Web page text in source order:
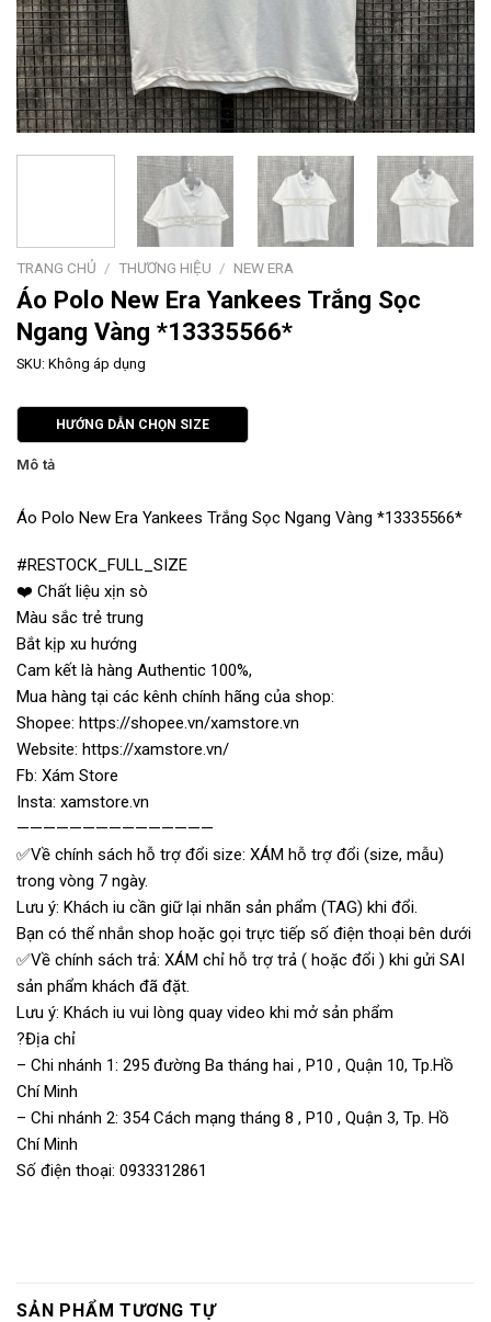
TRANG CHỦ / THƯƠNG HIỆU / NEW ERA
Áo Polo New Era Yankees Trắng Sọc
Ngang Vàng *13335566*
SKU: Không áp dụng
HƯỚNG DẪN CHỌN SIZE
Mô tả
Áo Polo New Era Yankees Trắng Sọc Ngang Vàng *13335566*
#RESTOCK_FULL_SIZE
❤️ Chất liệu xịn sò
Màu sắc trẻ trung
Bắt kịp xu hướng
Cam kết là hàng Authentic 100%,
Mua hàng tại các kênh chính hãng của shop:
Shopee: https://shopee.vn/xamstore.vn
Website: https://xamstore.vn/
Fb: Xám Store
Insta: xamstore.vn
———————————————
✅Về chính sách hỗ trợ đổi size: XÁM hỗ trợ đổi (size, mẫu)
trong vòng 7 ngày.
Lưu ý: Khách iu cần giữ lại nhãn sản phẩm (TAG) khi đổi.
Bạn có thể nhắn shop hoặc gọi trực tiếp số điện thoại bên dưới
✅Về chính sách trả: XÁM chỉ hỗ trợ trả ( hoặc đổi ) khi gửi SAI
sản phẩm khách đã đặt.
Lưu ý: Khách iu vui lòng quay video khi mở sản phẩm
?Địa chỉ
– Chi nhánh 1: 295 đường Ba tháng hai , P10 , Quận 10, Tp.Hồ
Chí Minh
– Chi nhánh 2: 354 Cách mạng tháng 8 , P10 , Quận 3, Tp. Hồ
Chí Minh
Số điện thoại: 0933312861
SẢN PHẨM TƯƠNG TỰ